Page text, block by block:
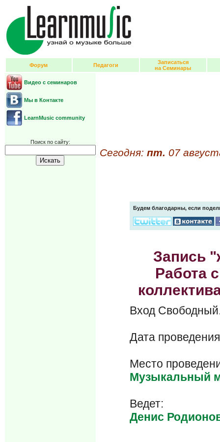
Форум Педагоги
Записаться
на Семинары
Видео с семинаров
Мы в Контакте
LearnMusic community
Поиск по сайту:
Сегодня: пт. 07
Будем благодарны, если
Запись
Работа
Вход
Дата
Место
Музыкальный
Ведет:
Денис